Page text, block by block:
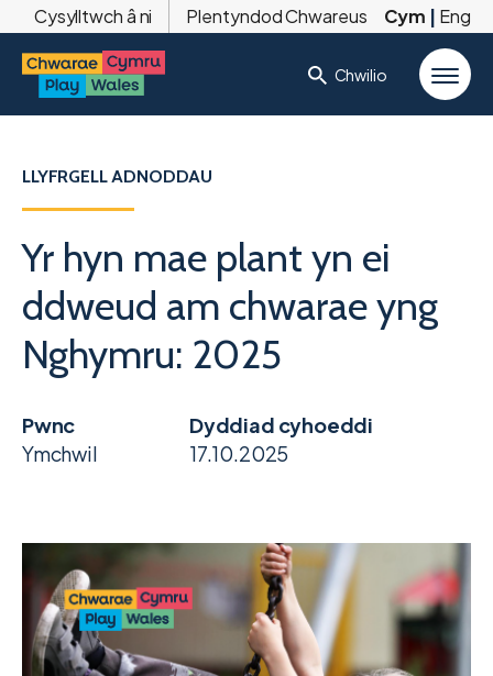
Cysylltwch â ni Plentyndod Chwareus Cym | Eng
Chwilio
LLYFRGELL ADNODDAU
Yr hyn mae plant yn ei
ddweud am chwarae yng
Nghymru: 2025
Pwnc
Ymchwil
Dyddiad cyhoeddi
17.10.2025